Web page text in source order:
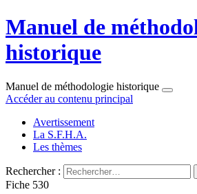
Manuel de
historique
Manuel de méthodologie historique
Accéder au contenu principal
Avertissement
La S.F.H.A.
Les thèmes
Rechercher :
Fiche 530